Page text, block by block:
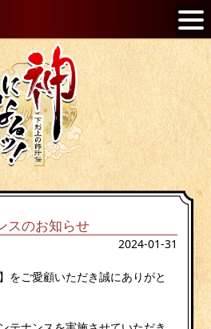
スのお知らせ
2024-01-31
をご愛顧いただき誠にありがと